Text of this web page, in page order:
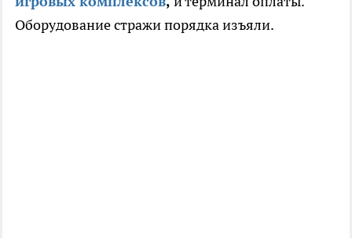
Оборудование стражи порядка изъяли.